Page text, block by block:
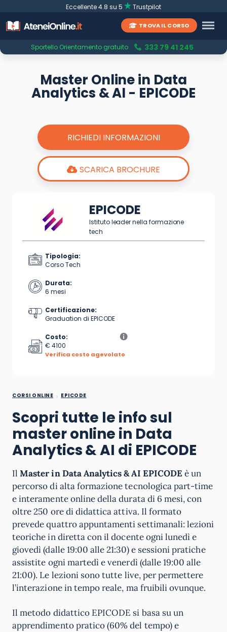
Eccellente 4.8 su 5 Trustpilot
TROVA IL CORSO
Sportello Orientamento gratuito 333 79 41 245
Master Online in Data
Analytics & AI - EPICODE
RICHIEDI INFORMAZIONI
SCARICA BROCHURE
EPICODE
Istituto leader nella formazione
tech
Tipologia:
Corso Tech
Durata:
6 mesi
Certificazione:
Graduation di EPICODE
Costo:
€ 4100
Verifica costo agevolato
CORSI ONLINE EPICODE
Scopri tutte le info sul
master online in Data
Analytics & AI di EPICODE
IlMaster in Data Analytics & AI EPICODE è un
percorso di alta formazione tecnologica part-time
e interamente online della durata di 6 mesi, con
oltre 250 ore di didattica attiva. Il formato
prevede quattro appuntamenti settimanali: lezioni
teoriche in diretta con il docente ogni lunedì e
giovedì (dalle 19:00 alle 21:30) e sessioni pratiche
assistite ogni martedì e venerdì (dalle 19:00 alle
21:00). Le lezioni sono tutte live, per permettere
l’interazione in tempo reale, ma fruibili ovunque.
Il metodo didattico EPICODE si basa su un
apprendimento pratico (60% del tempo) e